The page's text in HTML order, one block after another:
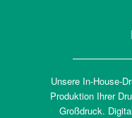
Unsere In-House-
Produktion Ihrer
Großdruck.